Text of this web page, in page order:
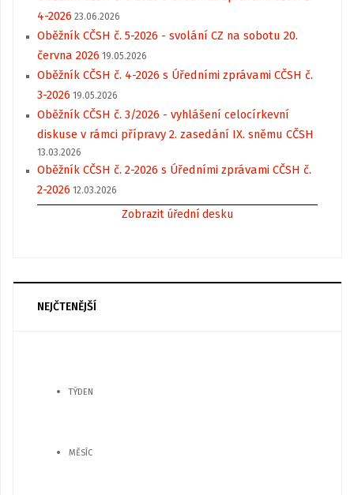
4-2026 23.06.2026
Oběžník CČSH č. 5-2026 - svolání CZ na sobotu 20.
června 2026 19.05.2026
Oběžník CČSH č. 4-2026 s Úředními zprávami CČSH č.
3-2026 19.05.2026
Oběžník CČSH č. 3/2026 - vyhlášení celocírkevní
diskuse v rámci přípravy 2. zasedání IX. sněmu CČSH
13.03.2026
Oběžník CČSH č. 2-2026 s Úředními zprávami CČSH č.
2-2026 12.03.2026
Zobrazit úřední desku
NEJČTENĚJŠÍ
TÝDEN
MĚSÍC